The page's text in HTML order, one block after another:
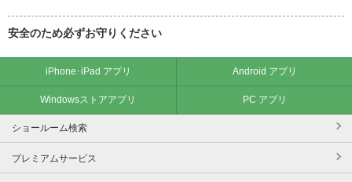
安全のため必ずお守りください
iPhone･iPad アプリ Android アプリ
Windowsストアアプリ PC アプリ
ショールーム検索
プレミアムサービス